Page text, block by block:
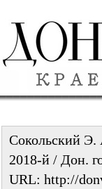
Сокольский Э.
2018-й / Дон.
URL: http://